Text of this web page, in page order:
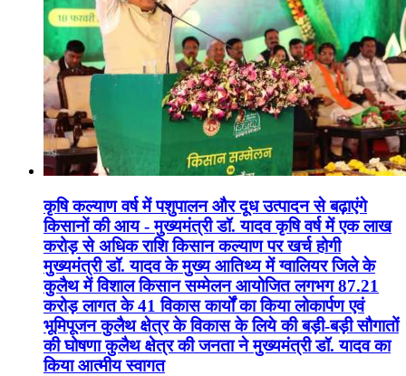
कृषि कल्याण वर्ष में पशुपालन और दूध उत्पादन से बढ़ाएंगे
किसानों की आय - मुख्यमंत्री डॉ. यादव कृषि वर्ष में एक लाख
करोड़ से अधिक राशि किसान कल्याण पर खर्च होगी
मुख्यमंत्री डॉ. यादव के मुख्य आतिथ्य में ग्वालियर जिले के
कुलैथ में विशाल किसान सम्मेलन आयोजित लगभग 87.21
करोड़ लागत के 41 विकास कार्यों का किया लोकार्पण एवं
भूमिपूजन कुलैथ क्षेत्र के विकास के लिये की बड़ी-बड़ी सौगातों
की घोषणा कुलैथ क्षेत्र की जनता ने मुख्यमंत्री डॉ. यादव का
किया आत्मीय स्वागत